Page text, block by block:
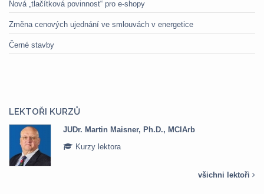
Nová „tlačítková povinnost“ pro e-shopy
Změna cenových ujednání ve smlouvách v energetice
Černé stavby
LEKTOŘI KURZŮ
JUDr. Martin Maisner, Ph.D., MCIArb
Kurzy lektora
všichni lektoři